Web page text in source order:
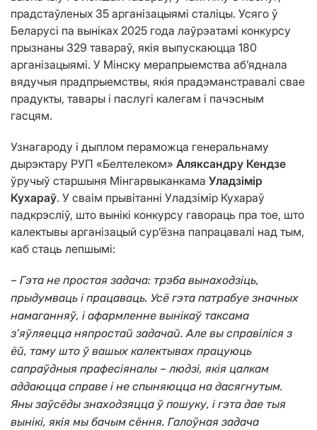
прадстаўленых 35 арганізацыямі сталіцы. Усяго ў
Беларусі па выніках 2025 года лаўрэатамі конкурсу
прызнаны 329 тавараў, якія выпускаюцца 180
арганізацыямі. У Мінску мерапрыемства аб’яднала
вядучыя прадпрыемствы, якія прадэманстравалі свае
прадукты, тавары і паслугі калегам і пачэсным
гасцям.
Узнагароду і дыплом пераможца генеральнаму
дырэктару РУП «Белтелеком» Аляксандру Кендзе
ўручыў старшыня Мінгарвыканкама Уладзімір
Кухараў. У сваім прывітанні Уладзімір Кухараў
падкрэсліў, што вынікі конкурсу гавораць пра тое, што
калектывы арганізацый сур’ёзна папрацавалі над тым,
каб стаць лепшымі:
– Гэта не простая задача: трэба вынаходзіць,
прыдумваць і працаваць. Усё гэта патрабуе значных
намаганняў, і афармленне вынікаў таксама
з’яўляецца няпростай задачай. Але вы справіліся з
ёй, таму што ў вашых калектывах працуюць
сапраўдныя прафесіяналы – людзі, якія цалкам
аддаюцца справе і не спыняюцца на дасягнутым.
Яны заўсёды знаходзяцца ў пошуку, і гэта дае тыя
вынікі, якія мы бачым сёння. Галоўная задача